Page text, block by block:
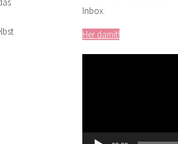
Inbox.
Her damit!